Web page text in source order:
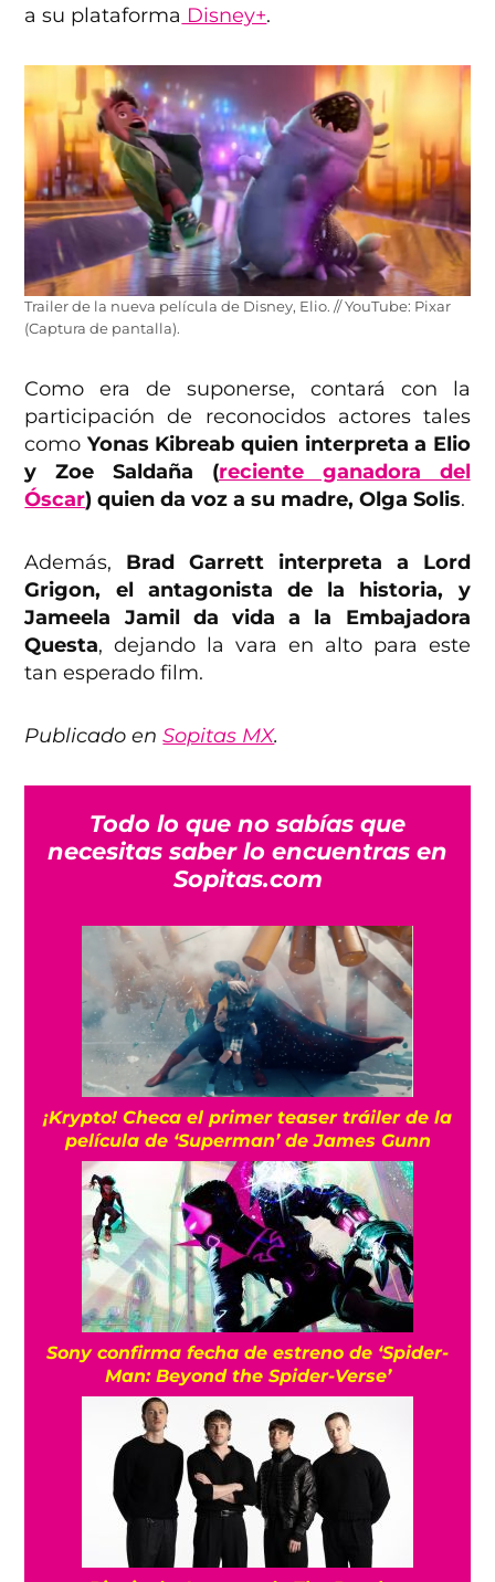
a su plataforma Disney+.
Trailer de la nueva película de Disney, Elio. // YouTube: Pixar
(Captura de pantalla).
Como era de suponerse, contará con la
participación de reconocidos actores tales
como Yonas Kibreab quien interpreta a Elio
y Zoe Saldaña (reciente ganadora del
Óscar) quien da voz a su madre, Olga Solis.
Además, Brad Garrett interpreta a Lord
Grigon, el antagonista de la historia, y
Jameela Jamil da vida a la Embajadora
Questa, dejando la vara en alto para este
tan esperado film.
Publicado enSopitas MX.
Todo lo que no sabías que
necesitas saber lo encuentras en
Sopitas.com
¡Krypto! Checa el primer teaser tráiler de la
película de ‘Superman’ de James Gunn
Sony confirma fecha de estreno de ‘Spider-
Man: Beyond the Spider-Verse’